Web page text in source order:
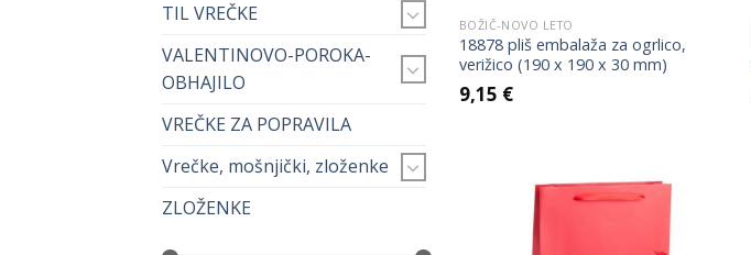
TIL VREČKE
VALENTINOVO-POROKA-
OBHAJILO
VREČKE ZA POPRAVILA
Vrečke, mošnjički, zloženke
ZLOŽENKE
BOŽIČ-NOVO LETO
18878 pliš embalaža za ogrlico,
verižico (190 x 190 x 30 mm)
9,15 €